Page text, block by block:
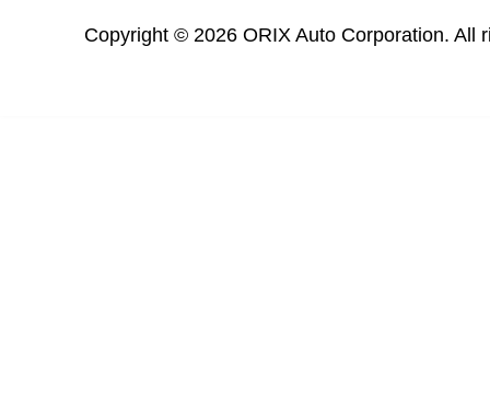
Copyright © 2026 ORIX Auto Corporation. All